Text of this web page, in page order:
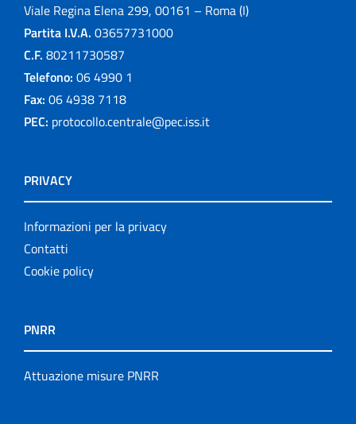
Viale Regina Elena 299, 00161 – Roma (I)
Partita I.V.A. 03657731000
C.F. 80211730587
Telefono: 06 4990 1
Fax: 06 4938 7118
PEC: protocollo.centrale@pec.iss.it
PRIVACY
Informazioni per la privacy
Contatti
Cookie policy
PNRR
Attuazione misure PNRR